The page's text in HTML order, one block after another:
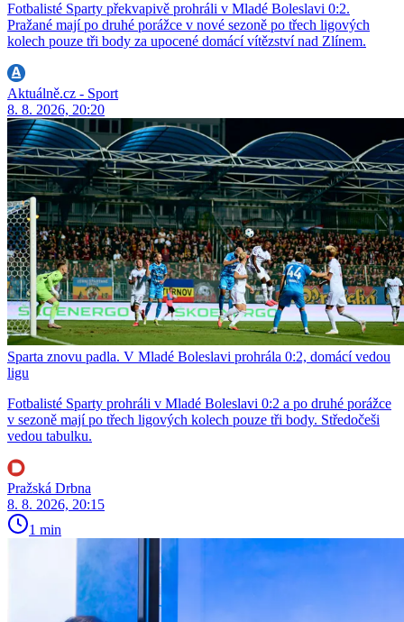
Fotbalisté Sparty překvapivě prohráli v Mladé Boleslavi 0:2.
Pražané mají po druhé porážce v nové sezoně po třech ligových
kolech pouze tři body za upocené domácí vítězství nad Zlínem.
Aktuálně.cz - Sport
8. 8. 2026, 20:20
Sparta znovu padla. V Mladé Boleslavi prohrála 0:2, domácí vedou
ligu
Fotbalisté Sparty prohráli v Mladé Boleslavi 0:2 a po druhé porážce
v sezoně mají po třech ligových kolech pouze tři body. Středočeši
vedou tabulku.
Pražská Drbna
8. 8. 2026, 20:15
1 min